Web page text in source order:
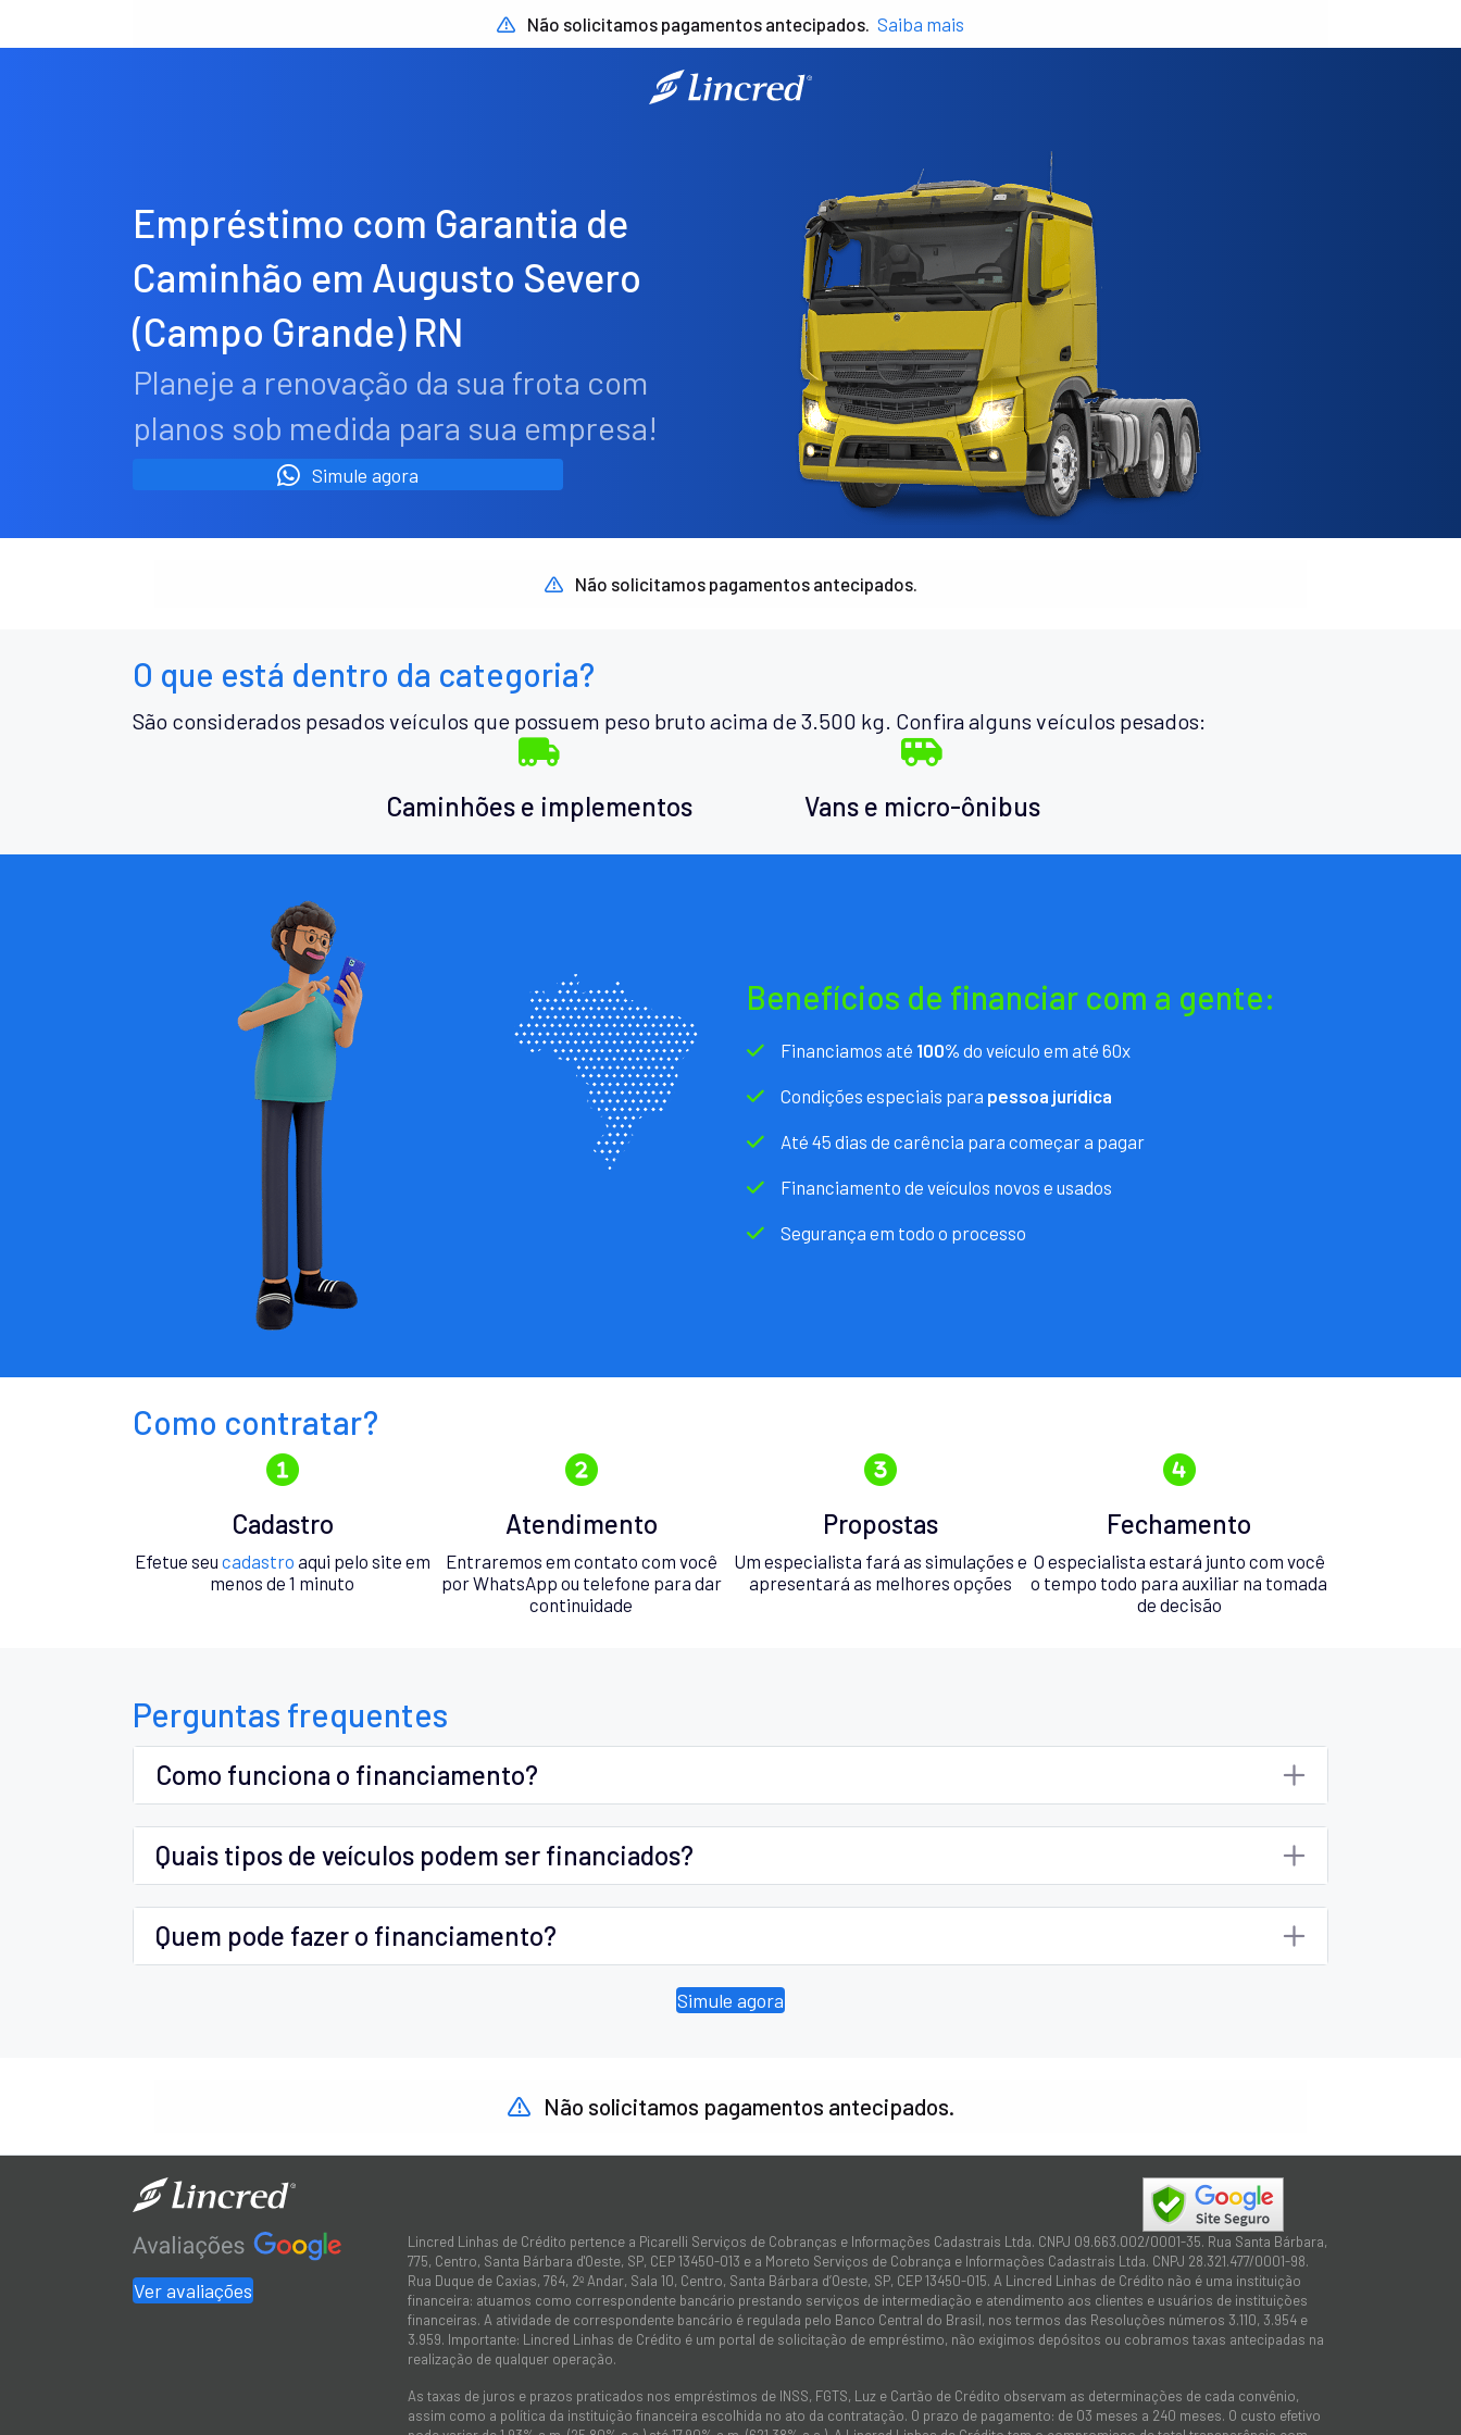
Não solicitamos pagamentos antecipados. Saiba mais
Empréstimo com Garantia de
Caminhão em Augusto Severo
(Campo Grande) RN
Planeje a renovação da sua frota com
planos sob medida para sua empresa!
Simule agora
Não solicitamos pagamentos antecipados.
O que está dentro da categoria?
São considerados pesados veículos que possuem peso bruto acima de 3.500 kg. Confira alguns veículos pesados:
Caminhões e implementos Vans e micro-ônibus
Benefícios de financiar com a gente:
Financiamos até 100% do veículo em até 60x
Condições especiais para pessoa jurídica
Até 45 dias de carência para começar a pagar
Financiamento de veículos novos e usados
Segurança em todo o processo
Como contratar?
Cadastro
Efetue seu cadastro aqui pelo site em
menos de 1 minuto
Atendimento
Entraremos em contato com você
por WhatsApp ou telefone para dar
continuidade
Propostas
Um especialista fará as simulações e
apresentará as melhores opções
Fechamento
O especialista estará junto com você
o tempo todo para auxiliar na tomada
de decisão
Perguntas frequentes
Como funciona o financiamento?
Quais tipos de veículos podem ser financiados?
Quem pode fazer o financiamento?
Simule agora
Não solicitamos pagamentos antecipados.
Ver avaliações
Lincred Linhas de Crédito pertence a Picarelli Serviços de Cobranças e Informações Cadastrais Ltda. CNPJ 09.663.002/0001-35. Rua Santa Bárbara,
775, Centro, Santa Bárbara d'Oeste, SP, CEP 13450-013 e a Moreto Serviços de Cobrança e Informações Cadastrais Ltda. CNPJ 28.321.477/0001-98.
Rua Duque de Caxias, 764, 2º Andar, Sala 10, Centro, Santa Bárbara d’Oeste, SP, CEP 13450-015. A Lincred Linhas de Crédito não é uma instituição
financeira: atuamos como correspondente bancário prestando serviços de intermediação e atendimento aos clientes e usuários de instituições
financeiras. A atividade de correspondente bancário é regulada pelo Banco Central do Brasil, nos termos das Resoluções números 3.110, 3.954 e
3.959. Importante: Lincred Linhas de Crédito é um portal de solicitação de empréstimo, não exigimos depósitos ou cobramos taxas antecipadas na
realização de qualquer operação.
As taxas de juros e prazos praticados nos empréstimos de INSS, FGTS, Luz e Cartão de Crédito observam as determinações de cada convênio,
assim como a política da instituição financeira escolhida no ato da contratação. O prazo de pagamento: de 03 meses a 240 meses. O custo efetivo